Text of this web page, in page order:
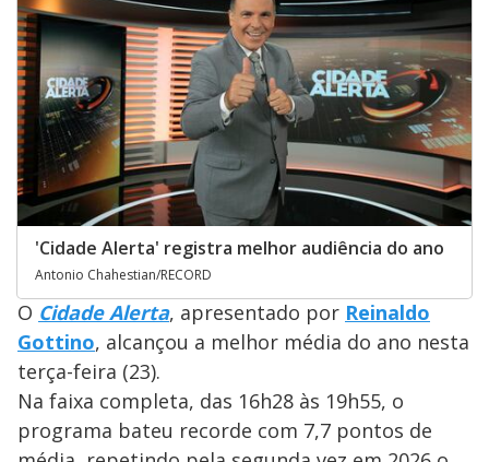
'Cidade Alerta' registra melhor audiência do ano
Antonio Chahestian/RECORD
O Cidade Alerta, apresentado por Reinaldo
Gottino, alcançou a melhor média do ano nesta
terça-feira (23).
Na faixa completa, das 16h28 às 19h55, o
programa bateu recorde com 7,7 pontos de